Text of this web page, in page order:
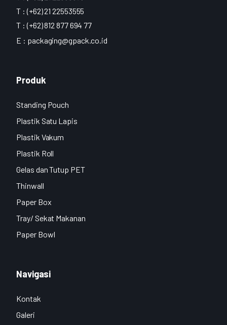
T : (+62) 21 22553555
T : (+62) 812 877 694 77
E : packaging@gpack.co.id
Produk
Standing Pouch
Plastik Satu Lapis
Plastik Vakum
Plastik Roll
Gelas dan Tutup PET
Thinwall
Paper Box
Tray/ Sekat Makanan
Paper Bowl
Navigasi
Kontak
Galeri